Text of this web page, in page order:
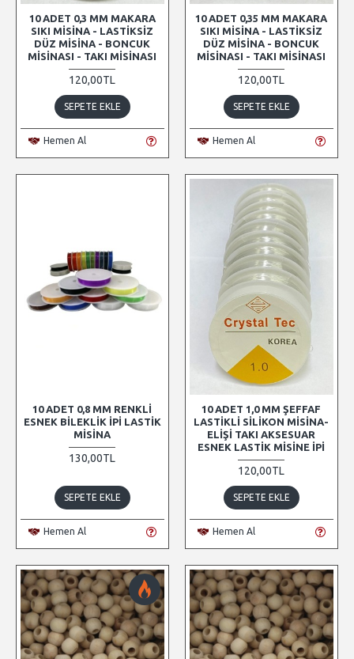
10 ADET 0,3 MM MAKARA
SIKI MISINA - LASTIKSIZ
DÜZ MISINA - BONCUK
MISINASI - TAKI MISINASI
120,00TL
SEPETE EKLE
Hemen Al
10 ADET 0,35 MM MAKARA
SIKI MISINA - LASTIKSIZ
DÜZ MISINA - BONCUK
MISINASI - TAKI MISINASI
120,00TL
SEPETE EKLE
Hemen Al
10 ADET 0,8 MM RENKLI
ESNEK BILEKLIK İPI LASTIK
MISINA
130,00TL
SEPETE EKLE
Hemen Al
10 ADET 1,0 MM ŞEFFAF
LASTIKLI SILIKON MISINA-
ELIŞI TAKI AKSESUAR
ESNEK LASTIK MISINE İPI
120,00TL
SEPETE EKLE
Hemen Al